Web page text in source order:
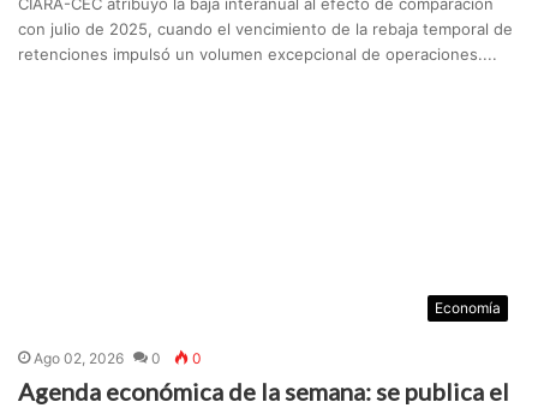
CIARA-CEC atribuyó la baja interanual al efecto de comparación
con julio de 2025, cuando el vencimiento de la rebaja temporal de
retenciones impulsó un volumen excepcional de operaciones....
Economía
Ago 02, 2026 0 0
Agenda económica de la semana: se publica el